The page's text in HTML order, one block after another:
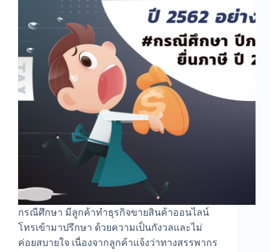
กรณีศึกษา มีลูกค้าทำธุรกิจขายสินค้าออนไลน์
โทรเข้ามาปรึกษา ด้วยความเป็นกังวลและไม่
ค่อยสบายใจ เนื่องจากลูกค้าแจ้งว่าทางสรรพากร